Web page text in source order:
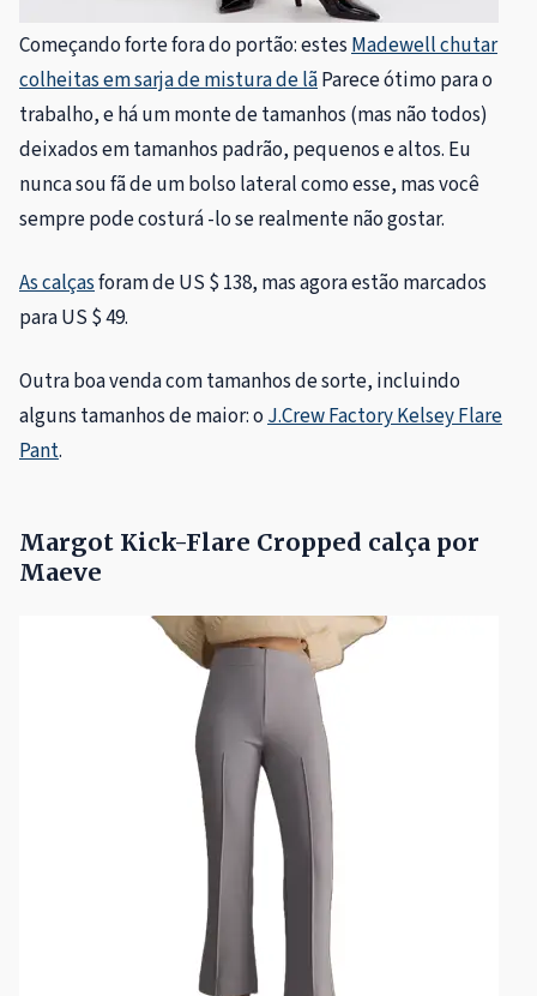
Começando forte fora do portão: estesMadewell chutar
colheitas em sarja de mistura de lãParece ótimo para o
trabalho, e há um monte de tamanhos (mas não todos)
deixados em tamanhos padrão, pequenos e altos. Eu
nunca sou fã de um bolso lateral como esse, mas você
sempre pode costurá -lo se realmente não gostar.
As calçasforam de US $ 138, mas agora estão marcados
para US $ 49.
Outra boa venda com tamanhos de sorte, incluindo
alguns tamanhos de maior: oJ.Crew Factory Kelsey Flare
Pant.
Margot Kick-Flare Cropped calça por
Maeve